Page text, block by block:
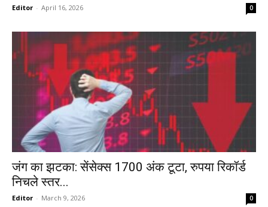
Editor - April 16, 2026 0
जंग का झटका: सेंसेक्स 1700 अंक टूटा, रुपया रिकॉर्ड
निचले स्तर...
Editor - March 9, 2026 0